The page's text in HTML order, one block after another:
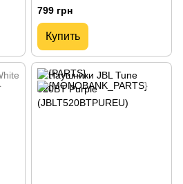
799 грн
Купить